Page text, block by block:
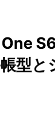
One
型と